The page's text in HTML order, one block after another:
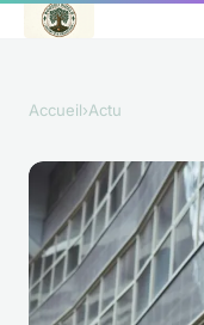
Accueil›Actu